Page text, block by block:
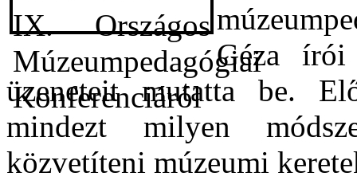
Géza írói
üzeneteit mutatta be.
mindezt milyen
közvetíteni múzeumi